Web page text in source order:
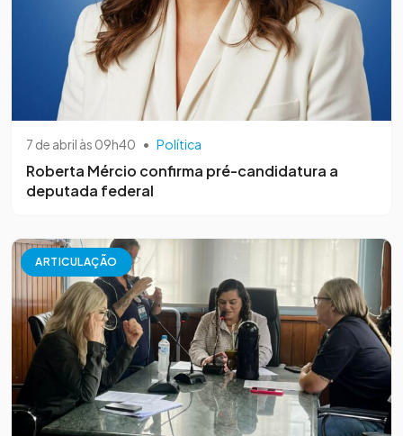
7 de abril às 09h40 • Política
Roberta Mércio confirma pré-candidatura a
deputada federal
ARTICULAÇÃO